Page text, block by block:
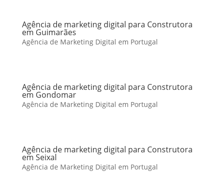
Agência de marketing digital para Construtora
em Guimarães
Agência de Marketing Digital em Portugal
Agência de marketing digital para Construtora
em Gondomar
Agência de Marketing Digital em Portugal
Agência de marketing digital para Construtora
em Seixal
Agência de Marketing Digital em Portugal